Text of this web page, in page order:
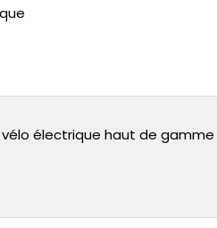
électrique haut de gamme